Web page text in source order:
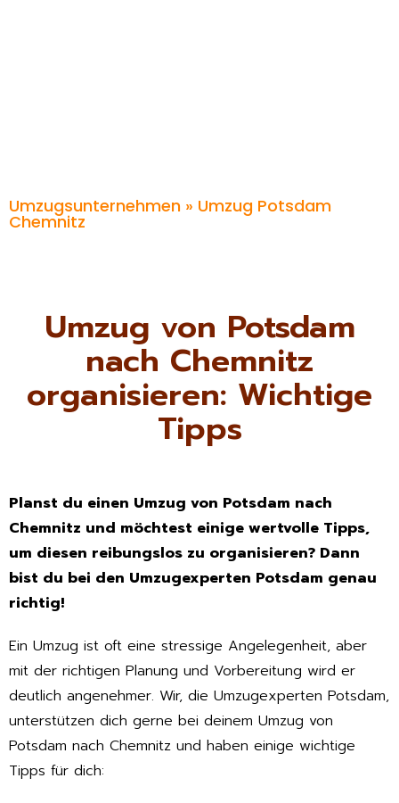
Umzugsunternehmen » Umzug Potsdam
Chemnitz
Umzug von Potsdam
nach Chemnitz
organisieren: Wichtige
Tipps
Planst du einen Umzug von Potsdam nach
Chemnitz und möchtest einige wertvolle Tipps,
um diesen reibungslos zu organisieren? Dann
bist du bei den Umzugexperten Potsdam genau
richtig!
Ein Umzug ist oft eine stressige Angelegenheit, aber
mit der richtigen Planung und Vorbereitung wird er
deutlich angenehmer. Wir, die Umzugexperten Potsdam,
unterstützen dich gerne bei deinem Umzug von
Potsdam nach Chemnitz und haben einige wichtige
Tipps für dich: